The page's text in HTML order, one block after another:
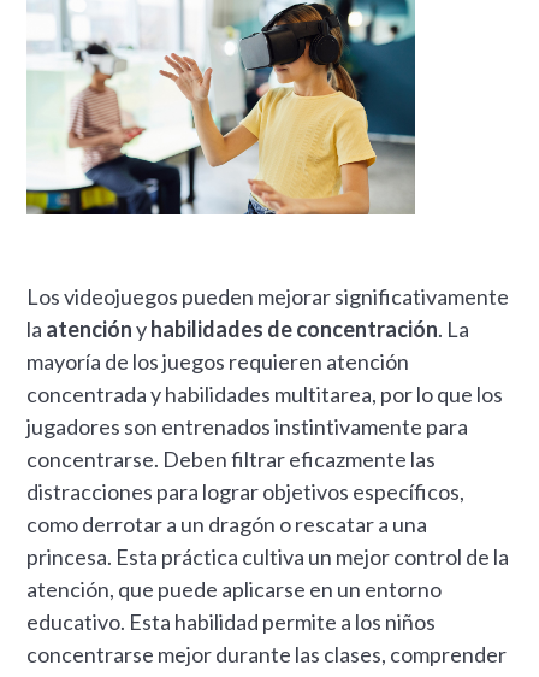
Los videojuegos pueden mejorar significativamente
la atenciónyhabilidades de concentración. La
mayoría de los juegos requieren atención
concentrada y habilidades multitarea, por lo que los
jugadores son entrenados instintivamente para
concentrarse. Deben filtrar eficazmente las
distracciones para lograr objetivos específicos,
como derrotar a un dragón o rescatar a una
princesa. Esta práctica cultiva un mejor control de la
atención, que puede aplicarse en un entorno
educativo. Esta habilidad permite a los niños
concentrarse mejor durante las clases, comprender